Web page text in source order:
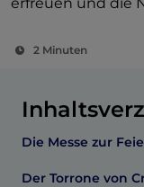
2 Minuten
Die Messe zur
Der Torrone von